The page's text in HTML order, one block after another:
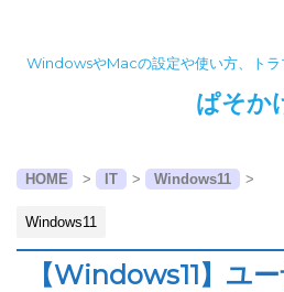
WindowsやMacの設定や使い方、トラ
ぱそか
HOME > IT > Windows11 >
Windows11
【Windows11】ユ